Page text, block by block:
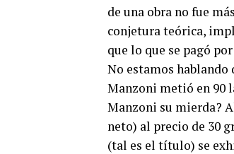
de una obra no fue
conjetura teórica,
que lo que se pagó por
No estamos hablando
Manzoni metió en 90
Manzoni su mierda?
neto) al precio de 30
(tal es el título) se